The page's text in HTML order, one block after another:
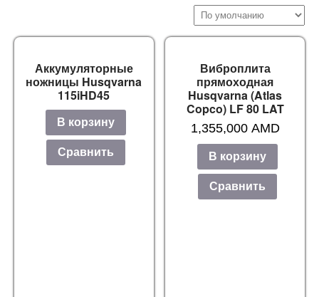
Аккумуляторные
ножницы Husqvarna
115iHD45
В корзину
Сравнить
Виброплита
прямоходная
Husqvarna (Atlas
Copco) LF 80 LAT
1,355,000 AMD
В корзину
Сравнить